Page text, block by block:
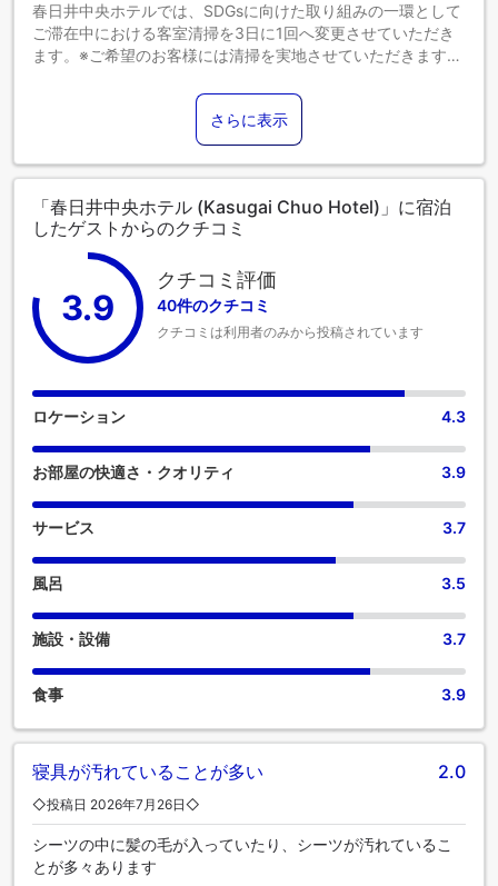
春日井中央ホテルでは、SDGsに向けた取り組みの一環として
ご滞在中における客室清掃を3日に1回へ変更させていただき
ます。※ご希望のお客様には清掃を実地させていただきます。
さらに表示
「春日井中央ホテル (Kasugai Chuo Hotel)」に宿泊
したゲストからのクチコミ
3.9
クチコミ評価
40件のクチコミ
クチコミは利用者のみから投稿されています
ロケーション 4.3
お部屋の快適さ・クオリティ 3.9
サービス 3.7
風呂 3.5
施設・設備 3.7
食事 3.9
寝具が汚れていることが多い 2.0
◇投稿日 2026年7月26日◇
シーツの中に髪の毛が入っていたり、シーツが汚れているこ
とが多々あります